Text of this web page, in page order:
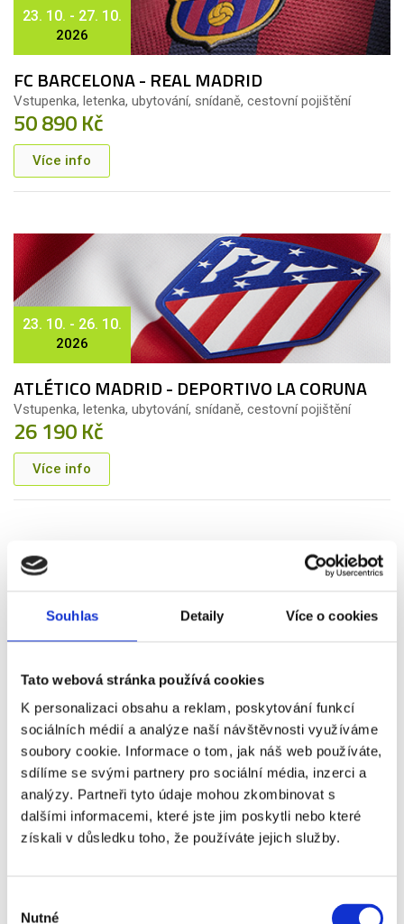
Souhlas Detaily Více o cookies
Tato webová stránka používá cookies
K personalizaci obsahu a reklam, poskytování funkcí
sociálních médií a analýze naší návštěvnosti využíváme
soubory cookie. Informace o tom, jak náš web používáte,
sdílíme se svými partnery pro sociální média, inzerci a
analýzy. Partneři tyto údaje mohou zkombinovat s
dalšími informacemi, které jste jim poskytli nebo které
získali v důsledku toho, že používáte jejich služby.
Nutné
23. 10. - 27. 10.
2026
FC BARCELONA - REAL MADRID
Vstupenka, letenka, ubytování, snídaně, cestovní pojištění
50 890 Kč
Více info
23. 10. - 26. 10.
2026
ATLÉTICO MADRID - DEPORTIVO LA CORUNA
Vstupenka, letenka, ubytování, snídaně, cestovní pojištění
26 190 Kč
Více info
FC BARCELONA - ALAVÉS
Vstupenka, letenka, ubytování, snídaně, cestovní pojištění
20 690 Kč
Více info